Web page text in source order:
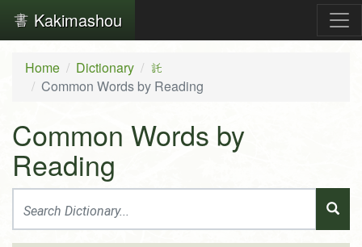
Kakimashou
Home Dictionary 託
Common Words by Reading
Common Words by
Reading